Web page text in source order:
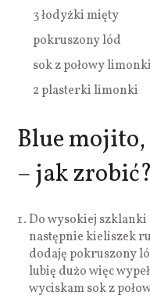
3 łodyżki mięty
pokruszony lód
sok z połowy limonki
2 plasterki limonki
Blue
– jak zrobić?
Do wysokiej szklanki
następnie kieliszek
dodaję pokruszony
lubię dużo więc
wyciskam sok z